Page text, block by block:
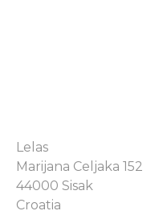
Lelas
Marijana Celjaka 152
44000 Sisak
Croatia